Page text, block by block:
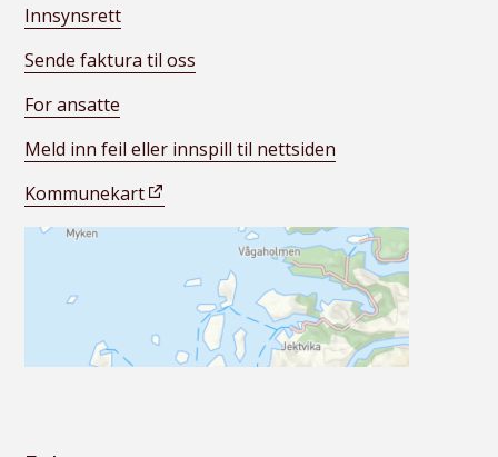
Innsynsrett
Sende faktura til oss
For ansatte
Meld inn feil eller innspill til nettsiden
Kommunekart